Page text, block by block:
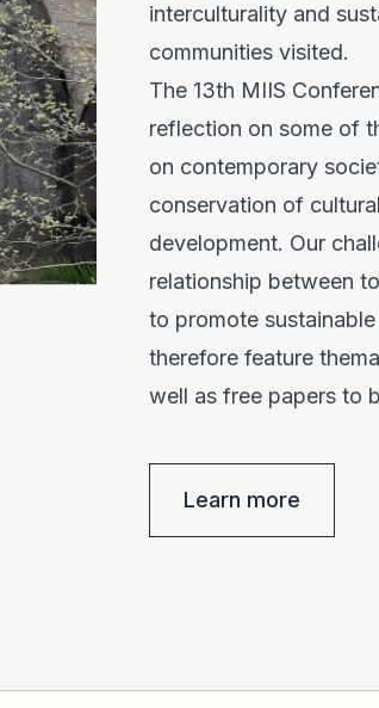
interculturality and
communities visited.
The 13th MIIS
reflection on some of
on contemporary
conservation of
development. Our
relationship between
to promote
therefore feature
well as free papers to
Learn more